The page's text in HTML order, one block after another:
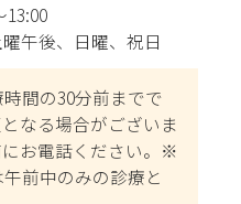
13:00
午後、日曜、祝日
間の30分前までで
なる場合がございま
お電話ください。※
前中のみの診療と